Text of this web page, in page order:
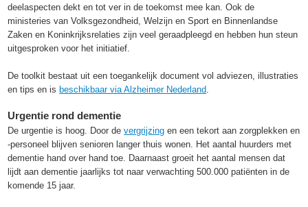
deelaspecten dekt en tot ver in de toekomst mee kan. Ook de
ministeries van Volksgezondheid, Welzijn en Sport en Binnenlandse
Zaken en Koninkrijksrelaties zijn veel geraadpleegd en hebben hun steun
uitgesproken voor het initiatief.
De toolkit bestaat uit een toegankelijk document vol adviezen, illustraties
en tips en is beschikbaar via Alzheimer Nederland.
Urgentie rond dementie
De urgentie is hoog. Door devergrijzing en een tekort aan zorgplekken en
-personeel blijven senioren langer thuis wonen. Het aantal huurders met
dementie hand over hand toe. Daarnaast groeit het aantal mensen dat
lijdt aan dementie jaarlijks tot naar verwachting 500.000 patiënten in de
komende 15 jaar.